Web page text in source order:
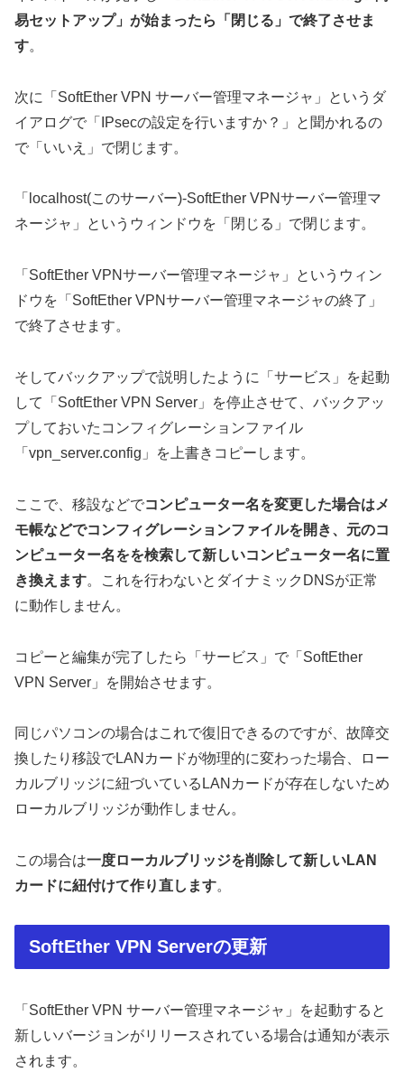
易セットアップ」が始まったら「閉じる」で終了させま
す。
次に「SoftEther VPN サーバー管理マネージャ」というダ
イアログで「IPsecの設定を行いますか？」と聞かれるの
で「いいえ」で閉じます。
「localhost(このサーバー)-SoftEther VPNサーバー管理マ
ネージャ」というウィンドウを「閉じる」で閉じます。
「SoftEther VPNサーバー管理マネージャ」というウィン
ドウを「SoftEther VPNサーバー管理マネージャの終了」
で終了させます。
そしてバックアップで説明したように「サービス」を起動
して「SoftEther VPN Server」を停止させて、バックアッ
プしておいたコンフィグレーションファイル
「vpn_server.config」を上書きコピーします。
ここで、移設などでコンピューター名を変更した場合はメ
モ帳などでコンフィグレーションファイルを開き、元のコ
ンピューター名をを検索して新しいコンピューター名に置
き換えます。これを行わないとダイナミックDNSが正常
に動作しません。
コピーと編集が完了したら「サービス」で「SoftEther
VPN Server」を開始させます。
同じパソコンの場合はこれで復旧できるのですが、故障交
換したり移設でLANカードが物理的に変わった場合、ロー
カルブリッジに紐づいているLANカードが存在しないため
ローカルブリッジが動作しません。
この場合は一度ローカルブリッジを削除して新しいLAN
カードに紐付けて作り直します。
SoftEther VPN Serverの更新
「SoftEther VPN サーバー管理マネージャ」を起動すると
新しいバージョンがリリースされている場合は通知が表示
されます。